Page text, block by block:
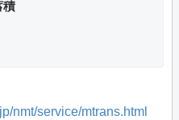
積
nmt/service/mtrans.html